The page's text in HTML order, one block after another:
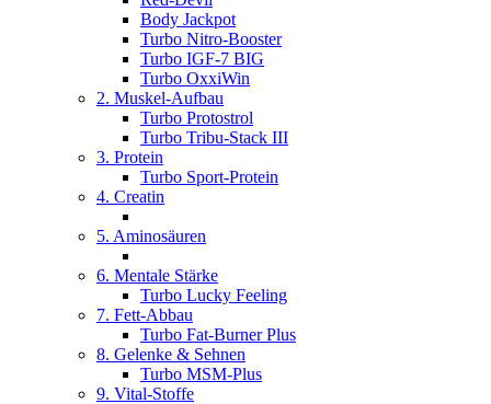
Body Jackpot
Turbo Nitro-Booster
Turbo IGF-7 BIG
Turbo OxxiWin
2. Muskel-Aufbau
Turbo Protostrol
Turbo Tribu-Stack III
3. Protein
Turbo Sport-Protein
4. Creatin
5. Aminosäuren
6. Mentale Stärke
Turbo Lucky Feeling
7. Fett-Abbau
Turbo Fat-Burner Plus
8. Gelenke & Sehnen
Turbo MSM-Plus
9. Vital-Stoffe